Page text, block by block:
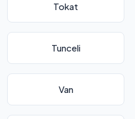
Tokat
Tunceli
Van